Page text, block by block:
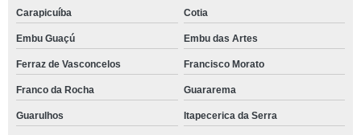
Carapicuíba Cotia
Embu Guaçú Embu das Artes
Ferraz de Vasconcelos Francisco Morato
Franco da Rocha Guararema
Guarulhos Itapecerica da Serra